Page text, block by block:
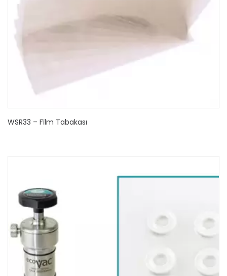
WSR33 – Fi̇lm Tabakası